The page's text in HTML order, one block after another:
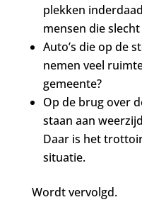
plekken
mensen die
Auto’s die op de
nemen veel
gemeente?
Op de brug over
staan aan
Daar is het
situatie.
Wordt vervolgd.